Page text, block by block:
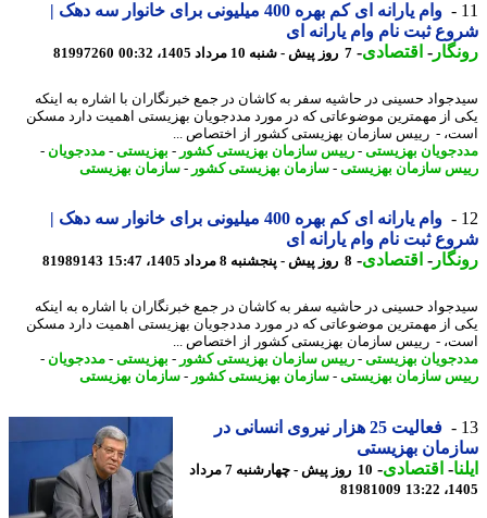
وام یارانه ای کم بهره 400 میلیونی برای خانوار سه دهک |
ثبت نام وام یارانه ای
-اقتصادی-7 روز پیش - شنبه 10 مرداد 1405، 00:32 81997260
حسینی در حاشیه سفر به کاشان در جمع خبرنگاران با اشاره به اینکه
از مهمترین موضوعاتی که در مورد مددجویان بهزیستی اهمیت دارد مسکن
- رییس سازمان بهزیستی کشور از اختصاص ...
بهزیستی-رییس سازمان بهزیستی کشور-بهزیستی-مددجویان-
سازمان بهزیستی-سازمان بهزیستی کشور-سازمان بهزیستی
وام یارانه ای کم بهره 400 میلیونی برای خانوار سه دهک |
ثبت نام وام یارانه ای
-اقتصادی-8 روز پیش - پنجشنبه 8 مرداد 1405، 15:47 81989143
حسینی در حاشیه سفر به کاشان در جمع خبرنگاران با اشاره به اینکه
از مهمترین موضوعاتی که در مورد مددجویان بهزیستی اهمیت دارد مسکن
- رییس سازمان بهزیستی کشور از اختصاص ...
بهزیستی-رییس سازمان بهزیستی کشور-بهزیستی-مددجویان-
سازمان بهزیستی-سازمان بهزیستی کشور-سازمان بهزیستی
فعالیت 25 هزار نیروی انسانی در
بهزیستی
-اقتصادی-
10 روز پیش - چهارشنبه 7 مرداد
81981009